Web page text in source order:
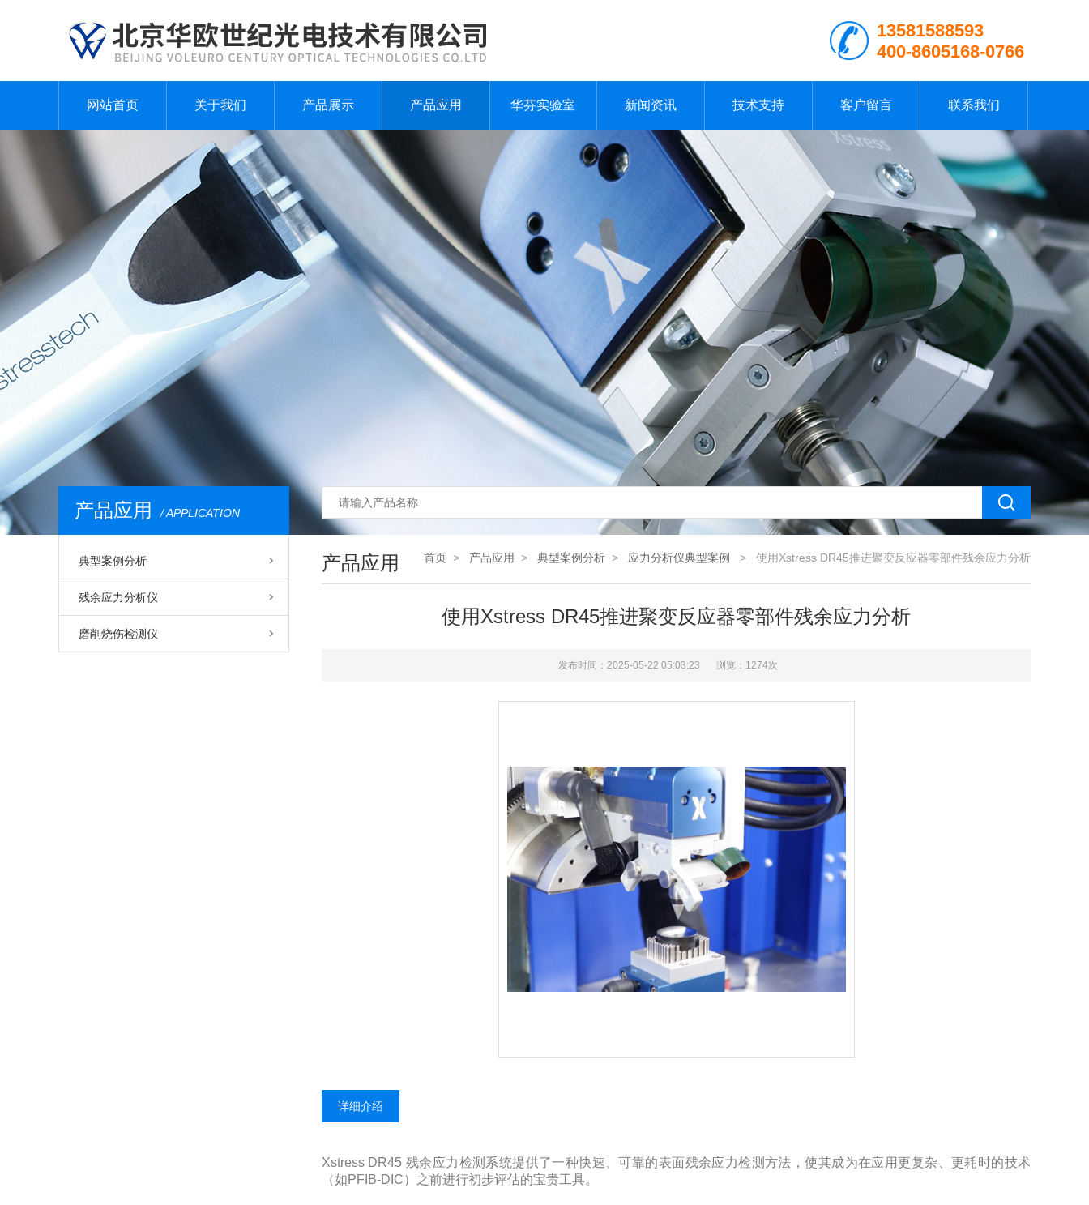
13581588593
400-8605168-0766
网站首页 关于我们 产品展示 产品应用 华芬实验室 新闻资讯 技术支持 客户留言 联系我们
产品应用 / APPLICATION
典型案例分析
应力分析仪典型案例
磨削烧伤检测仪典型案例
残余应力分析仪
应力的产生、分类及测量
磨削烧伤检测仪
产品应用 首页 > 产品应用 > 典型案例分析 > 应力分析仪典型案例 > 使用Xstress DR45推进聚变反应器零部件残余应力分析
使用Xstress DR45推进聚变反应器零部件残余应力分析
发布时间：2025-05-22 05:03:23 浏览：1274次
详细介绍
Xstress DR45 残余应力检测系统提供了一种快速、可靠的表面残余应力检测方法，使其成为在应用更复杂、更耗时的技术
（如PFIB-DIC）之前进行初步评估的宝贵工具。